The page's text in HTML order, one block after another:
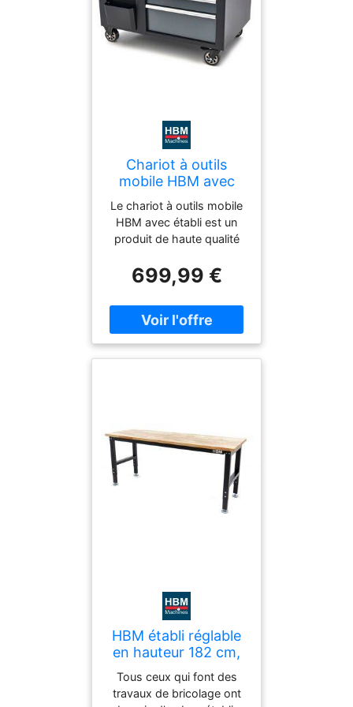
aspect professionnel et
soigné.
Chariot à outils
mobile HBM avec
établi de 114 cm et
plan de travail en
bois, noir/gris
Le chariot à outils mobile
HBM avec établi est un
produit de haute qualité
endroit où ranger ses
outils et une surface de
travail. En plus de ses
tiroirs pratiques, il est
muni d'un plan de travail
699,99 €
HBM établi réglable
en hauteur 182 cm,
plan de travail en
bois massif, noir
Tous ceux qui font des
travaux de bricolage ont